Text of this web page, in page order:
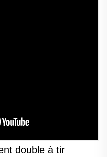
double à tir